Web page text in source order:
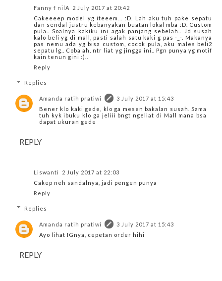
Fanny f nilA
2 July 2017 at 20:42
Cakeeeep model yg iteeem... :D. Lah aku tuh pake sepatu
dan sendal justru kebanyakan buatan lokal mba :D. Custom
pula.. Soalnya kakiku ini agak panjang sebelah.. Jd susah
kalo beli yg di mall, pasti salah satu kaki g pas -_-. Makanya
pas nemu ada yg bisa custom, cocok pula, aku males beli2
sepatu lg.. Coba ah, ntr liat yg jingga ini.. Pgn punya yg motif
kain tenun gini :)..
Reply
Replies
Amanda ratih pratiwi
3 July 2017 at 15:43
Bener klo kaki gede, klo ga mesen bakalan susah. Sama
tuh kyk ibuku klo ga jeliii bngt ngeliat di Mall mana bsa
dapat ukuran gede
REPLY
Liswanti
2 July 2017 at 22:03
Cakep neh sandalnya, jadi pengen punya
Reply
Replies
Amanda ratih pratiwi
3 July 2017 at 15:43
Ayo lihat IGnya, cepetan order hihi
REPLY